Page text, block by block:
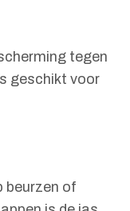
tegen
geschikt voor
beurzen of